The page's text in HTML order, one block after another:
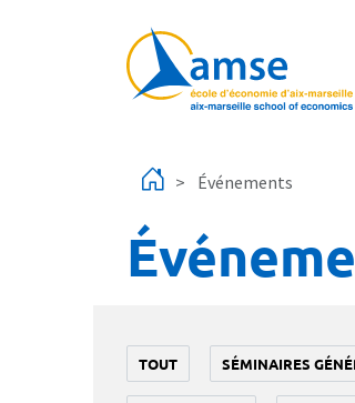
Événements
TOUT SÉMINAIRES